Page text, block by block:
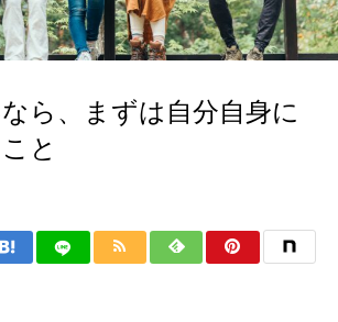
ら、まずは自分自身に
と